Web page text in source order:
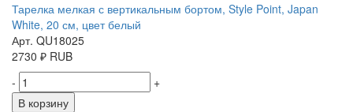
Тарелка мелкая с вертикальным бортом, Style Point, Japan
White, 20 см, цвет белый
Арт. QU18025
2730 ₽ RUB
-
+
В корзину